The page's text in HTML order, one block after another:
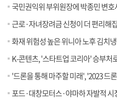
국민권익위 부위원장에 박종민 변호
근로·자녀장려금 신청이 더 편리해
화재 위험성 높은 위니아 노후 김치냉장고, 리콜 미조치
K-콘텐츠, '스타트업 코리아' 승부처
'드론을 통해 마주할 미래', '2023 드
포드·대창모터스·야마하 자발적 시